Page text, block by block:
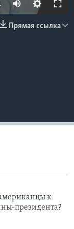
Прямая ссылка
к
президента?